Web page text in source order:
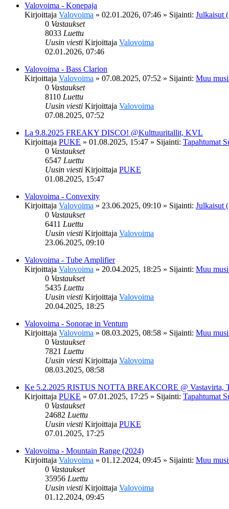
Valovoima - Konepaja
Kirjoittaja Valovoima » 02.01.2026, 07:46 » Sijainti: Julkaisut
0 Vastaukset
8033 Luettu
Uusin viesti Kirjoittaja Valovoima
02.01.2026, 07:46
Valovoima - Bass Clarion
Kirjoittaja Valovoima » 07.08.2025, 07:52 » Sijainti: Muu
0 Vastaukset
8110 Luettu
Uusin viesti Kirjoittaja Valovoima
07.08.2025, 07:52
La 9.8.2025 FREAKY DISCO! @Kulttuuritallit, KVL
Kirjoittaja PUKE » 01.08.2025, 15:47 » Sijainti: Tapahtumat
0 Vastaukset
6547 Luettu
Uusin viesti Kirjoittaja PUKE
01.08.2025, 15:47
Valovoima - Convexity
Kirjoittaja Valovoima » 23.06.2025, 09:10 » Sijainti: Julkaisut
0 Vastaukset
6411 Luettu
Uusin viesti Kirjoittaja Valovoima
23.06.2025, 09:10
Valovoima - Tube Amplifier
Kirjoittaja Valovoima » 20.04.2025, 18:25 » Sijainti: Muu
0 Vastaukset
5435 Luettu
Uusin viesti Kirjoittaja Valovoima
20.04.2025, 18:25
Valovoima - Sonorae in Ventum
Kirjoittaja Valovoima » 08.03.2025, 08:58 » Sijainti: Muu
0 Vastaukset
7821 Luettu
Uusin viesti Kirjoittaja Valovoima
08.03.2025, 08:58
Ke 5.2.2025 RISTUS NOTTA BREAKCORE @ Vastavirta,
Kirjoittaja PUKE » 07.01.2025, 17:25 » Sijainti: Tapahtumat
0 Vastaukset
24682 Luettu
Uusin viesti Kirjoittaja PUKE
07.01.2025, 17:25
Valovoima - Mountain Range (2024)
Kirjoittaja Valovoima » 01.12.2024, 09:45 » Sijainti: Muu
0 Vastaukset
35956 Luettu
Uusin viesti Kirjoittaja Valovoima
01.12.2024, 09:45